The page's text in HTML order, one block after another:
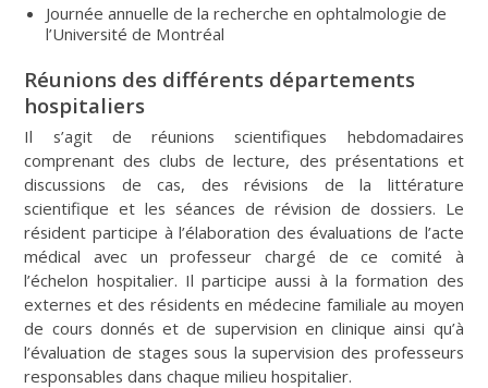
Journée annuelle de la recherche en ophtalmologie de
l’Université de Montréal
Réunions des différents départements
hospitaliers
Il s’agit de réunions scientifiques hebdomadaires
comprenant des clubs de lecture, des présentations et
discussions de cas, des révisions de la littérature
scientifique et les séances de révision de dossiers. Le
résident participe à l’élaboration des évaluations de l’acte
médical avec un professeur chargé de ce comité à
l’échelon hospitalier. Il participe aussi à la formation des
externes et des résidents en médecine familiale au moyen
de cours donnés et de supervision en clinique ainsi qu’à
l’évaluation de stages sous la supervision des professeurs
responsables dans chaque milieu hospitalier.